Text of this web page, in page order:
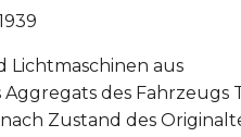
Lichtmaschinen aus
des Fahrzeugs
Zustand des